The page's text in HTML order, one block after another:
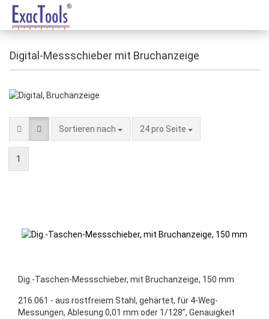
Digital-Messschieber mit Bruchanzeige
Sortieren nach 24 pro Seite
1
Dig.-Taschen-Messschieber, mit Bruchanzeige, 150 mm
216.061 - aus rostfreiem Stahl, gehärtet, für 4-Weg-
Messungen, Ablesung 0,01 mm oder 1/128”, Genauigkeit